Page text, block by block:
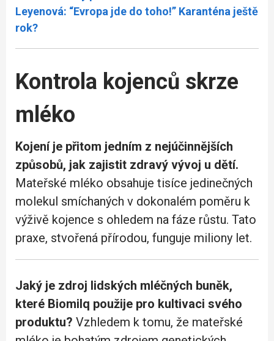
Leyenová: “Evropa jde do toho!” Karanténa ještě
rok?
Kontrola kojenců skrze
mléko
Kojení je přitom jedním z nejúčinnějších
způsobů, jak zajistit zdravý vývoj u dětí.
Mateřské mléko obsahuje tisíce jedinečných
molekul smíchaných v dokonalém poměru k
výživě kojence s ohledem na fáze růstu. Tato
praxe, stvořená přírodou, funguje miliony let.
Jaký je zdroj lidských mléčných buněk,
které Biomilq použije pro kultivaci svého
produktu? Vzhledem k tomu, že mateřské